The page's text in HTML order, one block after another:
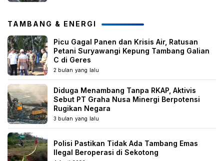
TAMBANG & ENERGI
Picu Gagal Panen dan Krisis Air, Ratusan
Petani Suryawangi Kepung Tambang Galian
C di Geres
2 bulan yang lalu
Diduga Menambang Tanpa RKAP, Aktivis
Sebut PT Graha Nusa Minergi Berpotensi
Rugikan Negara
3 bulan yang lalu
Polisi Pastikan Tidak Ada Tambang Emas
Ilegal Beroperasi di Sekotong